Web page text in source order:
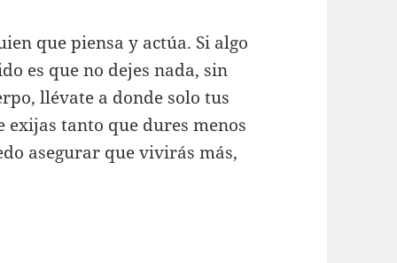
que piensa y actúa. Si algo
es que no dejes nada, sin
llévate a donde solo tus
tanto que dures menos
asegurar que vivirás más,